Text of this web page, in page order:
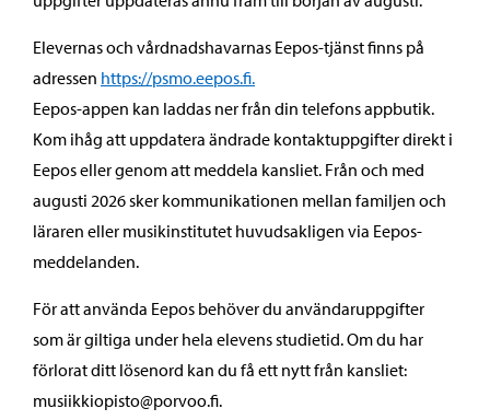
Elevernas och vårdnadshavarnas Eepos-tjänst finns på
adressen https://psmo.eepos.fi.
Eepos-appen kan laddas ner från din telefons appbutik.
Kom ihåg att uppdatera ändrade kontaktuppgifter direkt i
Eepos eller genom att meddela kansliet. Från och med
augusti 2026 sker kommunikationen mellan familjen och
läraren eller musikinstitutet huvudsakligen via Eepos-
meddelanden.
För att använda Eepos behöver du användaruppgifter
som är giltiga under hela elevens studietid. Om du har
förlorat ditt lösenord kan du få ett nytt från kansliet:
musiikkiopisto@porvoo.fi.